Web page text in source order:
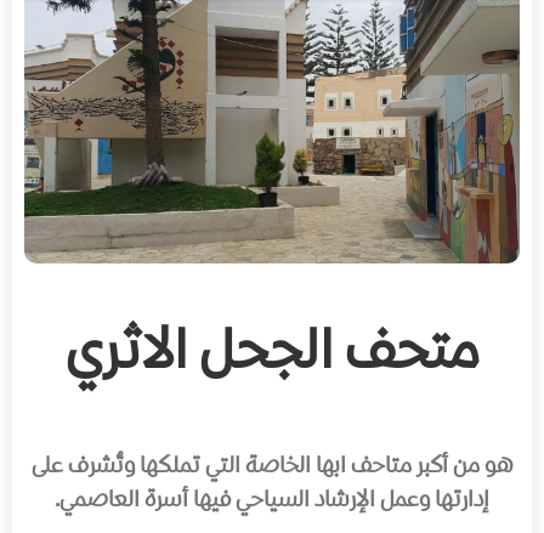
متحف الجحل الاثري
هو من أكبر متاحف ابها الخاصة التي تملكها وتُشرف على
إدارتها وعمل الإرشاد السياحي فيها أسرة العاصمي.